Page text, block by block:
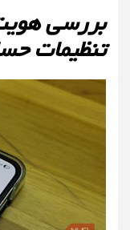
بررسی
تنظیمات